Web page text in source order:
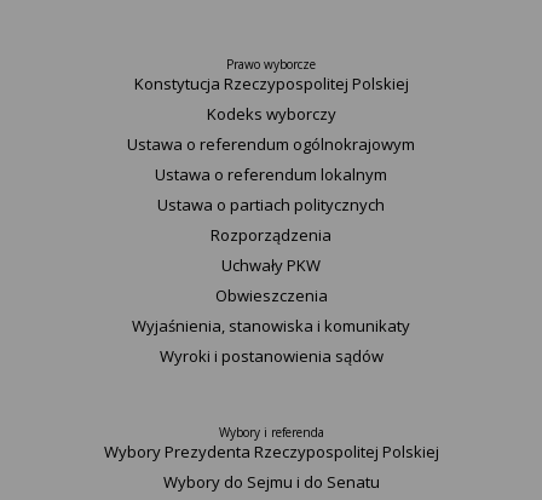
Prawo wyborcze
Konstytucja Rzeczypospolitej Polskiej​
Kodeks wyborczy
Ustawa o referendum ogólnokrajowym
Ustawa o referendum lokalnym
Ustawa o partiach politycznych
Rozporządzenia
Uchwały PKW
Obwieszczenia
Wyjaśnienia, stanowiska i komunikaty
Wyroki i postanowienia sądów
Wybory i referenda
Wybory Prezydenta Rzeczypospolitej Polskiej
Wybory do Sejmu i do Senatu